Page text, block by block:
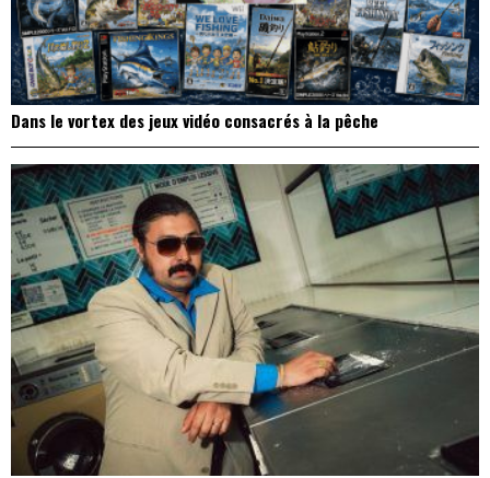
Dans le vortex des jeux vidéo consacrés à la pêche